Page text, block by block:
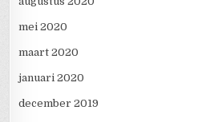
mei 2020
maart 2020
januari 2020
december 2019